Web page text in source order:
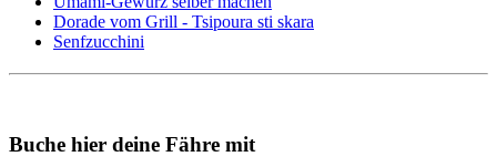
Dorade vom Grill - Tsipoura sti skara
Senfzucchini
Buche hier deine Fähre mit